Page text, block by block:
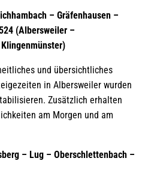
– Gräfenhausen –
(Albersweiler –
und übersichtliches
in Albersweiler wurden
Zusätzlich erhalten
am Morgen und am
– Lug – Oberschlettenbach –